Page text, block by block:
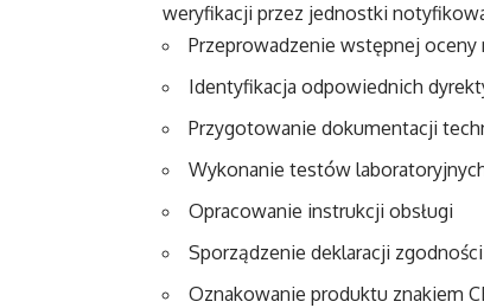
weryfikacji przez jednostki
Przeprowadzenie wstępnej oceny
Identyfikacja odpowiednich
Przygotowanie dokumentacji
Wykonanie testów
Opracowanie instrukcji obsługi
Sporządzenie deklaracji zgodności
Oznakowanie produktu znakiem